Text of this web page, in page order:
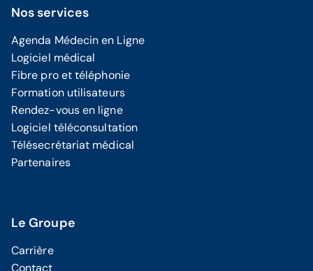
Nos services
Agenda Médecin en Ligne
Logiciel médical
Fibre pro et téléphonie
Formation utilisateurs
Rendez-vous en ligne
Logiciel téléconsultation
Télésecrétariat médical
Partenaires
Le Groupe
Carrière